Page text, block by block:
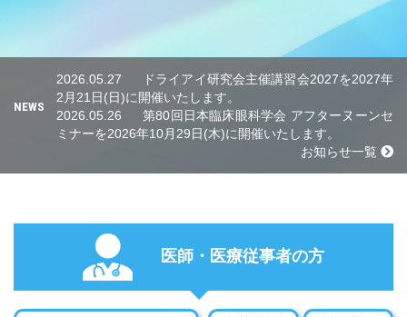
NEWS
2026.05.27
ドライアイ研究会主催講習会2027を2027年
2月21日(日)に開催いたします。
2026.05.26
第80回日本臨床眼科学会 アフターヌーンセ
ミナーを2026年10月29日(木)に開催いたします。
お知らせ一覧
医師・医療従事者の方